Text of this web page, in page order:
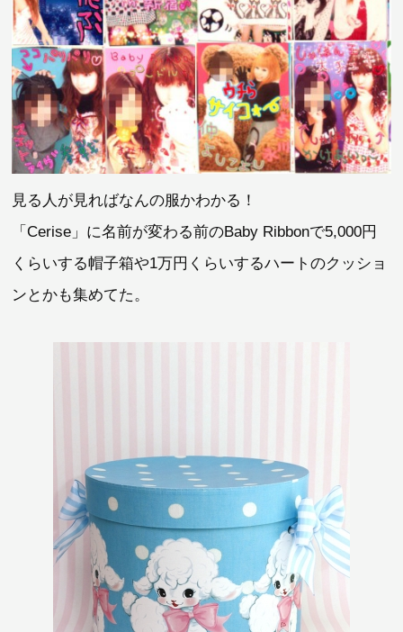
見る人が見ればなんの服かわかる！
「Cerise」に名前が変わる前のBaby Ribbonで5,000円
くらいする帽子箱や1万円くらいするハートのクッショ
ンとかも集めてた。